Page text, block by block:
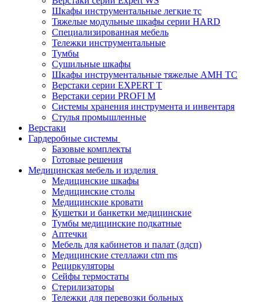
Шкафы инструментальные легкие тс
Тяжелые модульные шкафы серии HARD
Cпециализированная мебель
Тележки инструментальные
Тумбы
Cушильные шкафы
Шкафы инструментальные тяжелые AMH TC
Верстаки серии EXPERT T
Верстаки серии PROFI M
Системы хранения инструмента и инвентаря
Стулья промышленные
Верстаки
Гардеробные системы
Базовые комплекты
Готовые решения
Медицинская мебель и изделия
Медицинские шкафы
Медицинские столы
Медицинские кровати
Кушетки и банкетки медицинские
Тумбы медицинские подкатные
Аптечки
Мебель для кабинетов и палат (лдсп)
Медицинские стеллажи ctm ms
Рециркуляторы
Сейфы термостаты
Стерилизаторы
Тележки для перевозки больных